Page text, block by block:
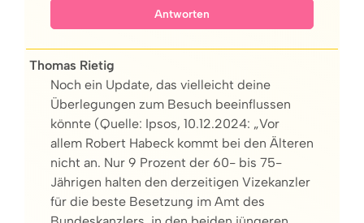
Antworten
Thomas Rietig
Noch ein Update, das vielleicht deine
Überlegungen zum Besuch beeinflussen
könnte (Quelle: Ipsos, 10.12.2024: „Vor
allem Robert Habeck kommt bei den Älteren
nicht an. Nur 9 Prozent der 60- bis 75-
Jährigen halten den derzeitigen Vizekanzler
für die beste Besetzung im Amt des